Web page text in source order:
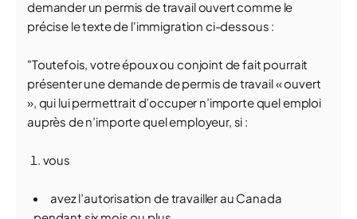
demander un permis de travail ouvert comme le
précise le texte de l'immigration ci-dessous :
"Toutefois, votre époux ou conjoint de fait pourrait
présenter une demande de permis de travail « ouvert
», qui lui permettrait d’occuper n’importe quel emploi
auprès de n’importe quel employeur, si :
vous
avez l’autorisation de travailler au Canada